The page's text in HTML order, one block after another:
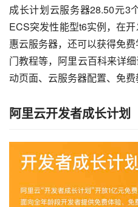
成长计划云服务器28.50元3
ECS突发性能型t6实例，在
惠云服务器，还可以获得免
门教程等，阿里云百科来详
动页面、云服务器配置、免费
阿里云开发者成长计划